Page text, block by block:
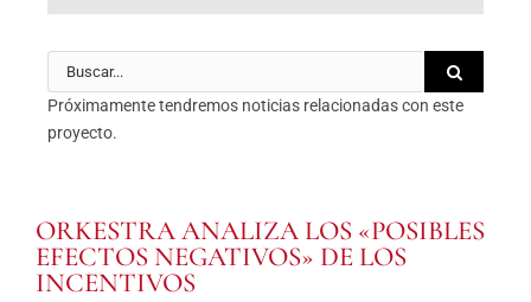
ORKESTRA ANALIZA LOS «POSIBLES
EFECTOS NEGATIVOS» DE LOS
INCENTIVOS
Buscar:
Próximamente tendremos noticias relacionadas con este
proyecto.